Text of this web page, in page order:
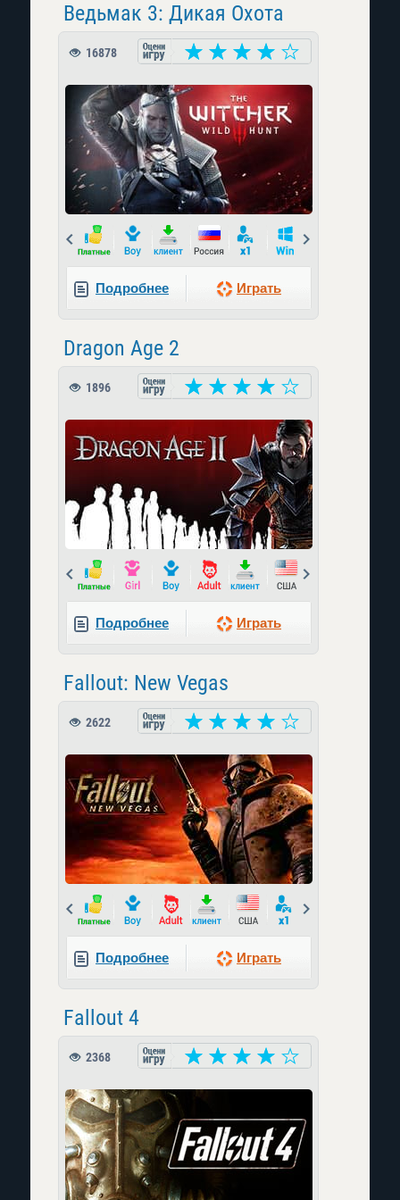
Ведьмак 3: Дикая Охота
16878
Prev
Подробнее Играть
Dragon Age 2
1896
Prev
Подробнее Играть
Fallout: New Vegas
2622
Prev
Подробнее Играть
Fallout 4
2368